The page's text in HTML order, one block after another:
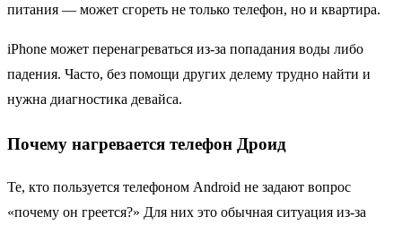
питания — может сгореть не только телефон, но и квартира.
iPhone может перенагреваться из-за попадания воды либо
падения. Часто, без помощи других делему трудно найти и
нужна диагностика девайса.
Почему нагревается телефон Дроид
Те, кто пользуется телефоном Android не задают вопрос
«почему он греется?» Для них это обычная ситуация из-за